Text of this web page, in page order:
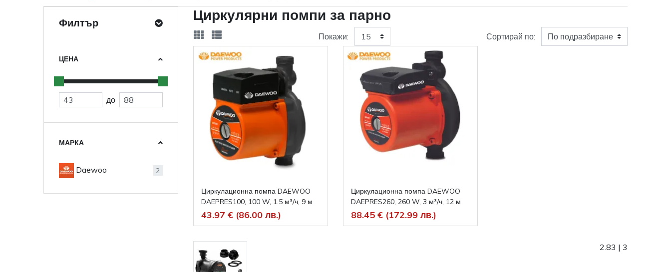
Филтър
ЦЕНА
до
МАРКА
Daewoo 2
Циркулярни помпи за парно
Покажи: Сортирай по:
Циркулационна помпа DAEWOO
DAEPRES100, 100 W, 1.5 м³/ч, 9 м
43.97 € (86.00 лв.)
Циркулационна помпа DAEWOO
DAEPRES260, 260 W, 3 м³/ч, 12 м
88.45 € (172.99 лв.)
2.83 | 3